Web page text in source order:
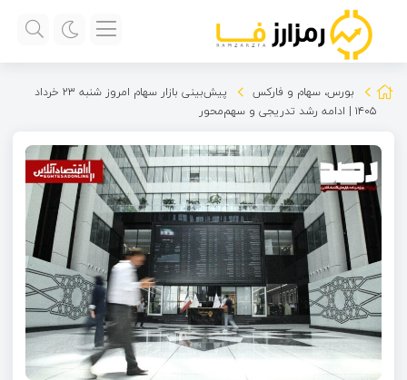
بورس، سهام و فارکس
پیش‌بینی بازار سهام امروز شنبه ۲۳ خرداد
۱۴۰۵ | ادامه رشد تدریجی و سهم‌محور